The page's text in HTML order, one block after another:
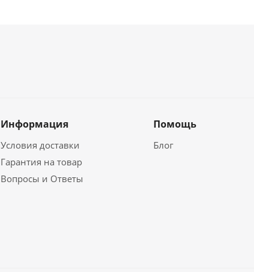
Информация
Условия доставки
Гарантия на товар
Вопросы и Ответы
Помощь
Блог